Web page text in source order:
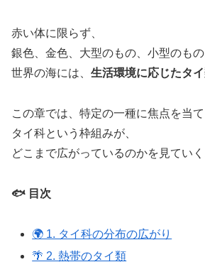
赤い体に限らず、
銀色、金色、大型のもの、小型のもの
世界の海には、 生活環境に応じたタ
この章では、特定の一種に焦点を当て
タイ科という枠組みが、
どこまで広がっているのかを見ていく
🐟 目次
🌍 1. タイ科の分布の広がり
🌴 2. 熱帯のタイ類